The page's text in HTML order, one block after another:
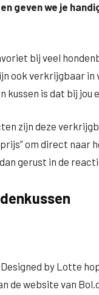
geven we je
bij veel
ook verkrijgbaar
kussen is dat bij jou
zijn deze
om direct naar
gerust in de
by Lotte
de website van